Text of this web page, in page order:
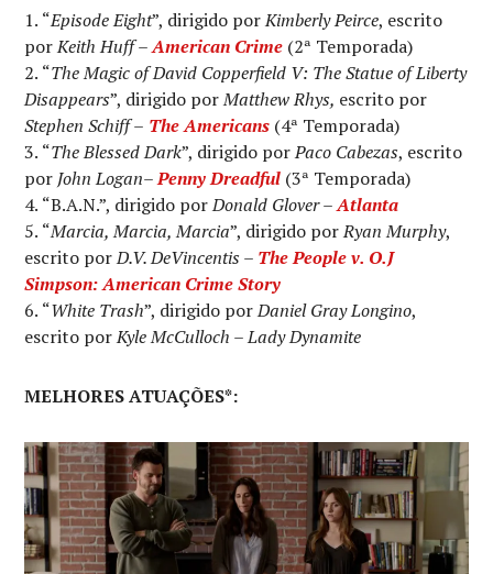
“Episode Eight”, dirigido porKimberly Peirce, escrito
porKeith Huff–American Crime (2ª Temporada)
“The Magic of David Copperfield V: The Statue of Liberty
Disappears”, dirigido porMatthew Rhys, escrito por
Stephen Schiff – The Americans (4ª Temporada)
“The Blessed Dark”, dirigido porPaco Cabezas, escrito
por John Logan–Penny Dreadful (3ª Temporada)
“B.A.N.”, dirigido porDonald Glover–Atlanta
“Marcia, Marcia, Marcia”, dirigido porRyan Murphy,
escrito porD.V. DeVincentis – The People v. O.J
Simpson: American Crime Story
“White Trash”, dirigido porDaniel Gray Longino,
escrito porKyle McCulloch –Lady Dynamite
MELHORES ATUAÇÕES*: